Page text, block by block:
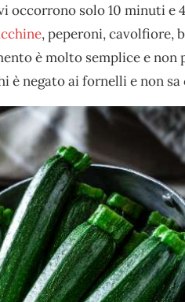
occorrono solo 10 minuti e
, peperoni, cavolfiore,
è molto semplice e non
è negato ai fornelli e non sa